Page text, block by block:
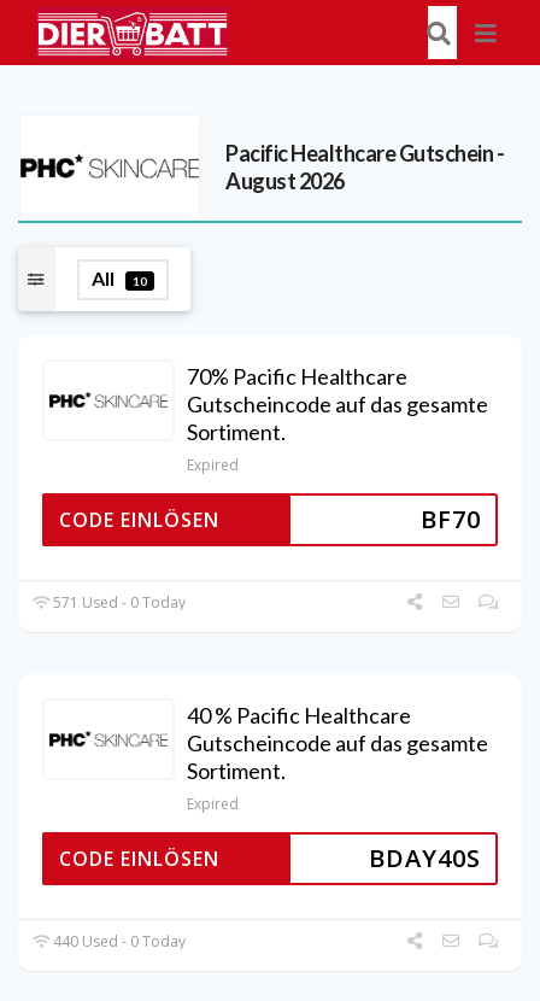
Pacific HealthcareGutschein -
August 2026
All 10
70% Pacific Healthcare
Gutscheincode auf das gesamte
Sortiment.
Expired
BF70
CODE EINLÖSEN
571 Used - 0 Today
40 % Pacific Healthcare
Gutscheincode auf das gesamte
Sortiment.
Expired
BDAY40S
CODE EINLÖSEN
440 Used - 0 Today